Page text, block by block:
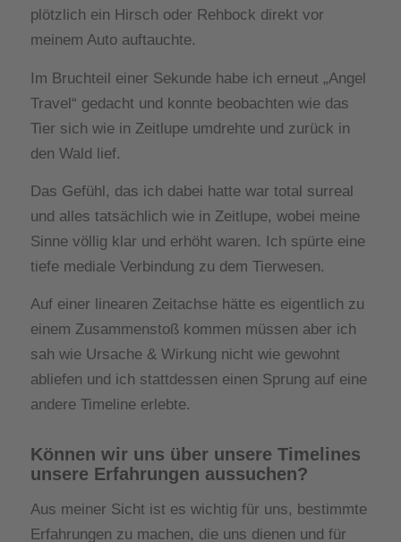
plötzlich ein Hirsch oder Rehbock direkt vor
meinem Auto auftauchte.
Im Bruchteil einer Sekunde habe ich erneut „Angel
Travel“ gedacht und konnte beobachten wie das
Tier sich wie in Zeitlupe umdrehte und zurück in
den Wald lief.
Das Gefühl, das ich dabei hatte war total surreal
und alles tatsächlich wie in Zeitlupe, wobei meine
Sinne völlig klar und erhöht waren. Ich spürte eine
tiefe mediale Verbindung zu dem Tierwesen.
Auf einer linearen Zeitachse hätte es eigentlich zu
einem Zusammenstoß kommen müssen aber ich
sah wie Ursache & Wirkung nicht wie gewohnt
abliefen und ich stattdessen einen Sprung auf eine
andere Timeline erlebte.
Können wir uns über unsere Timelines
unsere Erfahrungen aussuchen?
Aus meiner Sicht ist es wichtig für uns, bestimmte
Erfahrungen zu machen, die uns dienen und für